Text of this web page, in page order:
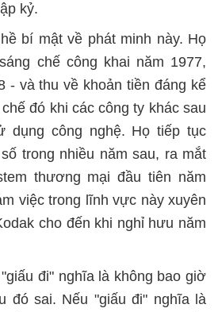
kỷ.
bí mật về phát minh này. Họ
chế công khai năm 1977,
- và thu về khoản tiền đáng kể
đó khi các công ty khác sau
dụng công nghệ. Họ tiếp tục
trong nhiều năm sau, ra mắt
thương mại đầu tiên năm
việc trong lĩnh vực này xuyên
cho đến khi nghỉ hưu năm
đi" nghĩa là không bao giờ
đó sai. Nếu "giấu đi" nghĩa là